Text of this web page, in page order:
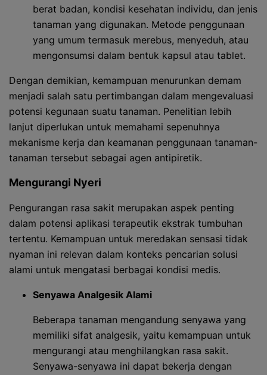
berat badan, kondisi kesehatan individu, dan jenis
tanaman yang digunakan. Metode penggunaan
yang umum termasuk merebus, menyeduh, atau
mengonsumsi dalam bentuk kapsul atau tablet.
Dengan demikian, kemampuan menurunkan demam
menjadi salah satu pertimbangan dalam mengevaluasi
potensi kegunaan suatu tanaman. Penelitian lebih
lanjut diperlukan untuk memahami sepenuhnya
mekanisme kerja dan keamanan penggunaan tanaman-
tanaman tersebut sebagai agen antipiretik.
Mengurangi Nyeri
Pengurangan rasa sakit merupakan aspek penting
dalam potensi aplikasi terapeutik ekstrak tumbuhan
tertentu. Kemampuan untuk meredakan sensasi tidak
nyaman ini relevan dalam konteks pencarian solusi
alami untuk mengatasi berbagai kondisi medis.
Senyawa Analgesik Alami
Beberapa tanaman mengandung senyawa yang
memiliki sifat analgesik, yaitu kemampuan untuk
mengurangi atau menghilangkan rasa sakit.
Senyawa-senyawa ini dapat bekerja dengan